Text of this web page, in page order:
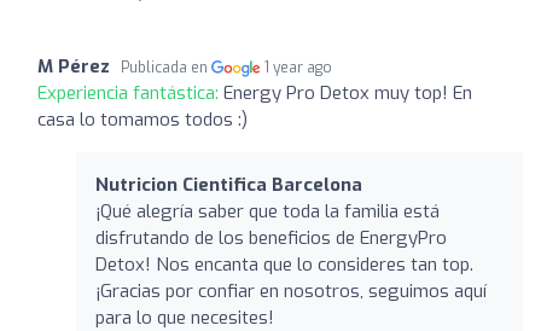
M Pérez Publicada en 1 year ago
Experiencia fantástica: Energy Pro Detox muy top! En
casa lo tomamos todos :)
Nutricion Cientifica Barcelona
¡Qué alegría saber que toda la familia está
disfrutando de los beneficios de EnergyPro
Detox! Nos encanta que lo consideres tan top.
¡Gracias por confiar en nosotros, seguimos aquí
para lo que necesites!